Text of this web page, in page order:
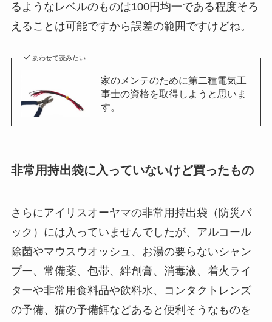
るようなレベルのものは100円均一である程度そろ
えることは可能ですから誤差の範囲ですけどね。
あわせて読みたい
家のメンテのために第二種電気工
事士の資格を取得しようと思いま
す。
非常用持出袋に入っていないけど買ったもの
さらにアイリスオーヤマの非常用持出袋（防災バ
ック）には入っていませんでしたが、アルコール
除菌やマウスウオッシュ、お湯の要らないシャン
プー、常備薬、包帯、絆創膏、消毒液、着火ライ
ターや非常用食料品や飲料水、コンタクトレンズ
の予備、猫の予備餌などあると便利そうなものを